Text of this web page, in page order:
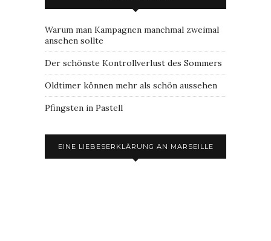
Warum man Kampagnen manchmal zweimal
ansehen sollte
Der schönste Kontrollverlust des Sommers
Oldtimer können mehr als schön aussehen
Pfingsten in Pastell
EINE LIEBESERKLÄRUNG AN MARSEILLE